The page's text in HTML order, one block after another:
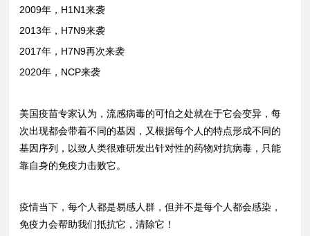
2009年，H1N1来袭
2013年，H7N9来袭
2017年，H7N9再次来袭
2020年，NCP来袭
美国疫苗专家认为，流感病毒的可怕之处就在于它会变异，每
次出现都会带着不同的基因，又根据每个人的特点形成不同的
基因序列，以致人类很难研发出针对性的药物对抗病毒，只能
靠自身的免疫力击败它。
疫情当下，每个人都是易感人群，但并不是每个人都会感染，
免疫力会帮助我们抵抗它，清除它！